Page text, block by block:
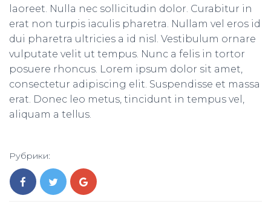
laoreet. Nulla nec sollicitudin dolor. Curabitur in
erat non turpis iaculis pharetra. Nullam vel eros id
dui pharetra ultricies a id nisl. Vestibulum ornare
vulputate velit ut tempus. Nunc a felis in tortor
posuere rhoncus. Lorem ipsum dolor sit amet,
consectetur adipiscing elit. Suspendisse et massa
erat. Donec leo metus, tincidunt in tempus vel,
aliquam a tellus.
Рубрики: